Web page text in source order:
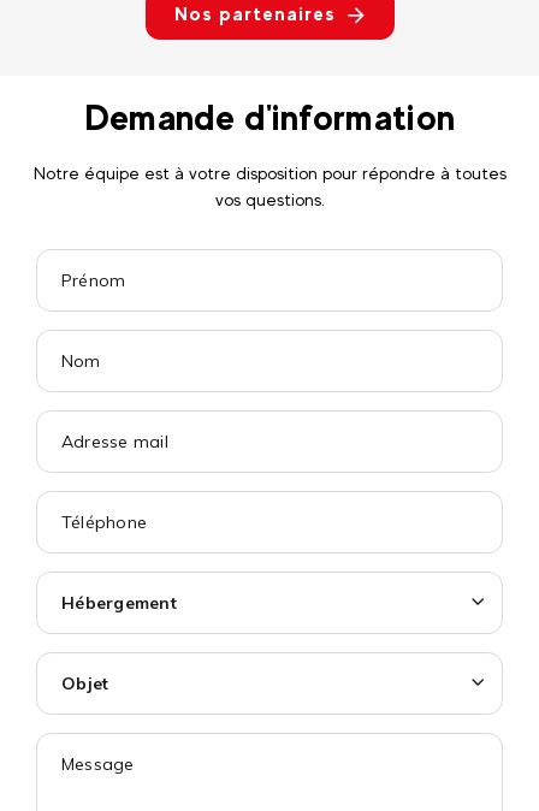
Nos partenaires
Demande d'information
Notre équipe est à votre disposition pour répondre à toutes
vos questions.
Hébergement
Objet